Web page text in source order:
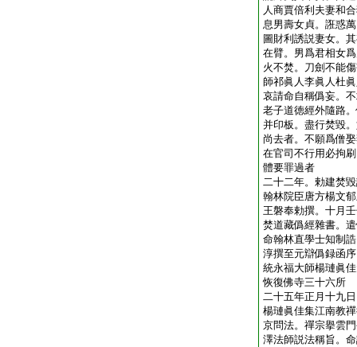
人商賈倍利夫妻和
息男壽女貞。誑惑
圖財利誘説妻女。
在臂。男爲君相女
火不焚。刀劍不能
師祁眞人李眞人杜
哀請命自稱僞妄。
老子道徳經外隨路
并印板。盡行焚毀
尚去者。不願爲僧
在官司不行用必拘
體要罪過者
二十二年。勅建焚
翰林院臣唐方楊文
王磐奉勅撰。十月
焚道藏僞經雜書。
命翰林直學士知制
淳撰至元辯僞録函
統永福大師楊璉眞
恢復佛寺三十六所
二十五年正月十九
楊璉眞佳集江南教
京問法。禪宗擧雲
澤法師説法稱旨。